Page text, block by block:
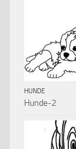
HUNDE
Hunde-2